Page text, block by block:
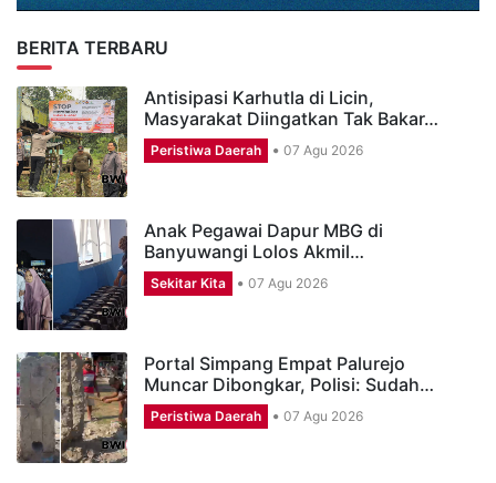
BERITA TERBARU
Antisipasi Karhutla di Licin,
Masyarakat Diingatkan Tak Bakar…
Peristiwa Daerah 07 Agu 2026
Anak Pegawai Dapur MBG di
Banyuwangi Lolos Akmil…
Sekitar Kita 07 Agu 2026
Portal Simpang Empat Palurejo
Muncar Dibongkar, Polisi: Sudah…
Peristiwa Daerah 07 Agu 2026